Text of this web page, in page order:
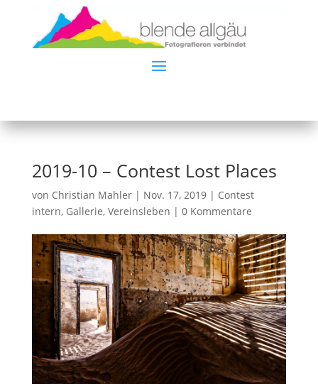
2019-10 – Contest Lost Places
von Christian Mahler| Nov. 17, 2019| Contest
intern, Gallerie, Vereinsleben | 0 Kommentare